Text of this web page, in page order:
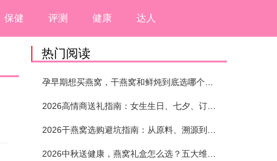
保健 评测 健康 达人
热门阅读